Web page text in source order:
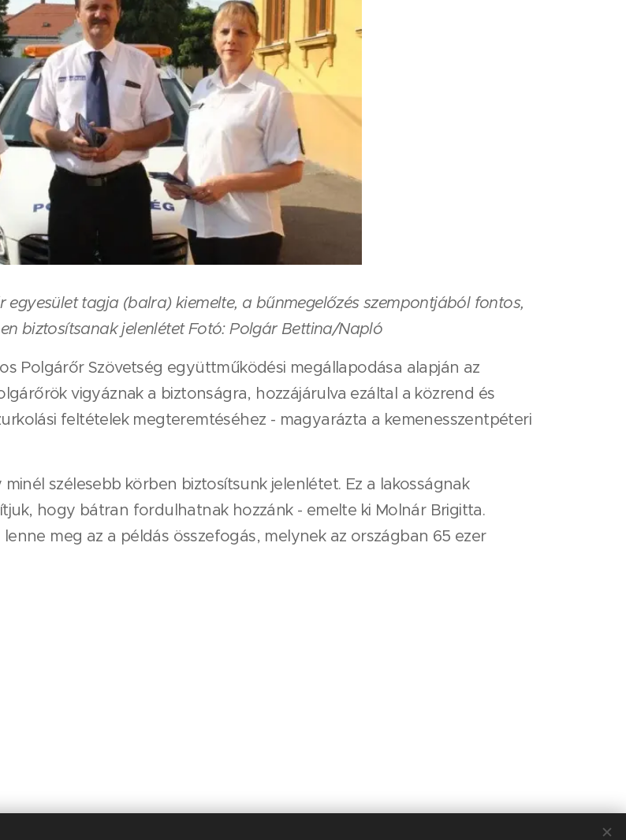
tagja (balra) kiemelte, a bűnmegelőzés szempontjából fontos,
biztosítsanak jelenlétet Fotó: Polgár Bettina/Napló
Polgárőr Szövetség együttműködési megállapodása alapján az
vigyáznak a biztonságra, hozzájárulva ezáltal a közrend és
feltételek megteremtéséhez - magyarázta a kemenesszentpéteri
szélesebb körben biztosítsunk jelenlétet. Ez a lakosságnak
hogy bátran fordulhatnak hozzánk - emelte ki Molnár Brigitta.
meg az a példás összefogás, melynek az országban 65 ezer